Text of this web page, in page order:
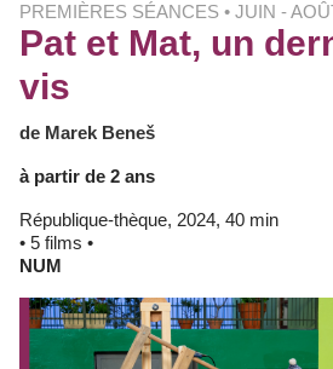
PREMIÈRES SÉANCES • JUIN -
Pat et Mat, un
vis
de Marek Beneš
à partir de 2 ans
République-thèque, 2024, 40 min
• 5 films •
NUM